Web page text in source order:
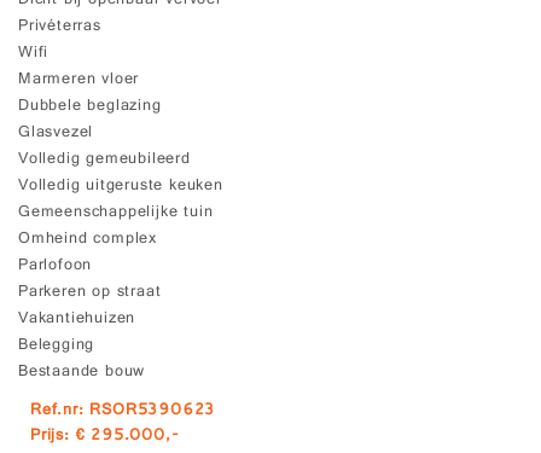
Privéterras
Wifi
Marmeren vloer
Dubbele beglazing
Glasvezel
Volledig gemeubileerd
Volledig uitgeruste keuken
Gemeenschappelijke tuin
Omheind complex
Parlofoon
Parkeren op straat
Vakantiehuizen
Belegging
Bestaande bouw
Ref.nr: RSOR5390623
Prijs: € 295.000,-